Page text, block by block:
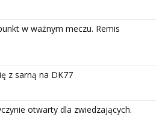
w ważnym meczu. Remis
z sarną na DK77
otwarty dla zwiedzających.